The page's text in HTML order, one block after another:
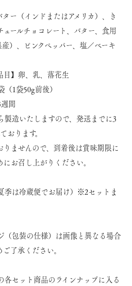
ター（インドまたはアメリカ）、き
ールチョコレート、バター、食用
）、ピンクペッパー、塩／ベーキ
目】卵、乳、落花生
1袋50g前後）
間
造いたしますので、発送までに3
おります。
ませんので、到着後は賞味期限に
お召し上がりください。
季は冷蔵便でお届け）※2セットま
包装の仕様）は画像と異なる場合
了承ください。
セット商品のラインナップに入る